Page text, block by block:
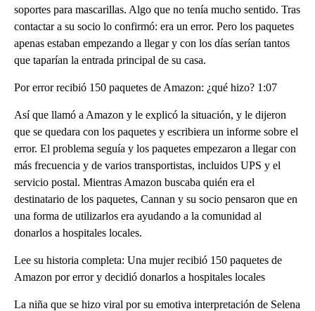
soportes para mascarillas. Algo que no tenía mucho sentido. Tras
contactar a su socio lo confirmó: era un error. Pero los paquetes
apenas estaban empezando a llegar y con los días serían tantos
que taparían la entrada principal de su casa.
Por error recibió 150 paquetes de Amazon: ¿qué hizo? 1:07
Así que llamó a Amazon y le explicó la situación, y le dijeron
que se quedara con los paquetes y escribiera un informe sobre el
error. El problema seguía y los paquetes empezaron a llegar con
más frecuencia y de varios transportistas, incluidos UPS y el
servicio postal. Mientras Amazon buscaba quién era el
destinatario de los paquetes, Cannan y su socio pensaron que en
una forma de utilizarlos era ayudando a la comunidad al
donarlos a hospitales locales.
Lee su historia completa: Una mujer recibió 150 paquetes de
Amazon por error y decidió donarlos a hospitales locales
La niña que se hizo viral por su emotiva interpretación de Selena